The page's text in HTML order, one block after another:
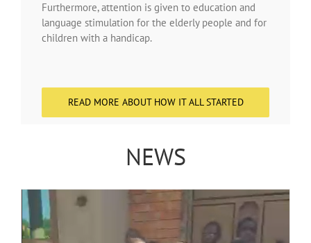
Furthermore, attention is given to education and
language stimulation for the elderly people and for
children with a handicap.
READ MORE ABOUT HOW IT ALL STARTED
NEWS